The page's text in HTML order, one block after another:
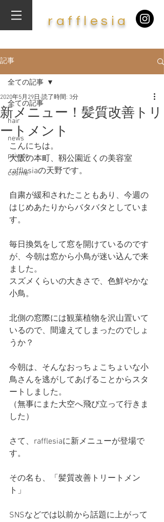
​r af f lesia
記事
全ての記事
hair
news
private
cosme
全ての記事
新メニュー！髪質改善トリ
ートメント
2020年5月29日 読了時間: 3分
こんにちは。
大阪の本町、靱公園近くの美容室
rafflesiaの天野です。
自粛が緩和されたこともあり、今週の
はじめあたりからバタバタとしていま
す。
毎日換気をして窓を開けているのです
が、今朝は窓から小鳥が迷い込んで来
ました。
スズメくらいの大きさで、色鮮やかな
小鳥。
北側の窓際には観葉植物を沢山置いて
いるので、間違えてしまったのでしょ
うか？
今朝は、そんなおっちょこちょいな小
鳥さんを逃がしてあげることからスタ
ートしました。
（無事にまた大空へ飛び立って行きま
した）
さて、rafflesiaに新メニューが登場で
す。
その名も、「髪質改善トリートメン
ト」
SNSなどでは以前から話題に上がって